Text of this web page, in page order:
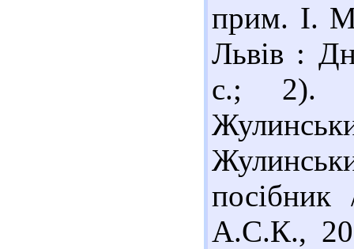
прим. І.
Львів :
с.; 2).
А.С.К.,